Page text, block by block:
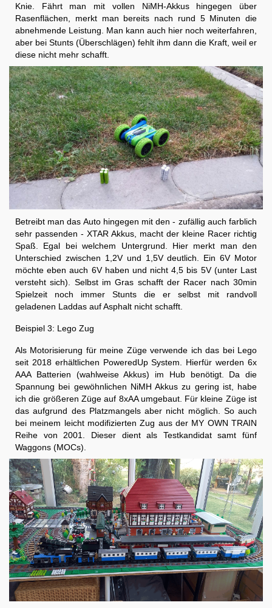
Knie. Fährt man mit vollen NiMH-Akkus hingegen über
Rasenflächen, merkt man bereits nach rund 5 Minuten die
abnehmende Leistung. Man kann auch hier noch weiterfahren,
aber bei Stunts (Überschlägen) fehlt ihm dann die Kraft, weil er
diese nicht mehr schafft.
Betreibt man das Auto hingegen mit den - zufällig auch farblich
sehr passenden - XTAR Akkus, macht der kleine Racer richtig
Spaß. Egal bei welchem Untergrund. Hier merkt man den
Unterschied zwischen 1,2V und 1,5V deutlich. Ein 6V Motor
möchte eben auch 6V haben und nicht 4,5 bis 5V (unter Last
versteht sich). Selbst im Gras schafft der Racer nach 30min
Spielzeit noch immer Stunts die er selbst mit randvoll
geladenen Laddas auf Asphalt nicht schafft.
Beispiel 3: Lego Zug
Als Motorisierung für meine Züge verwende ich das bei Lego
seit 2018 erhältlichen PoweredUp System. Hierfür werden 6x
AAA Batterien (wahlweise Akkus) im Hub benötigt. Da die
Spannung bei gewöhnlichen NiMH Akkus zu gering ist, habe
ich die größeren Züge auf 8xAA umgebaut. Für kleine Züge ist
das aufgrund des Platzmangels aber nicht möglich. So auch
bei meinem leicht modifizierten Zug aus der MY OWN TRAIN
Reihe von 2001. Dieser dient als Testkandidat samt fünf
Waggons (MOCs).